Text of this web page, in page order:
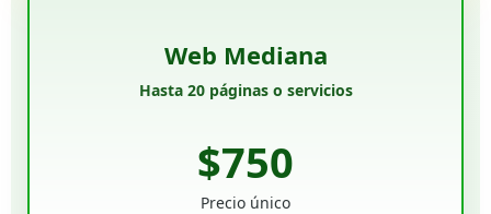
Web Mediana
Hasta 20 páginas o servicios
$750
Precio único